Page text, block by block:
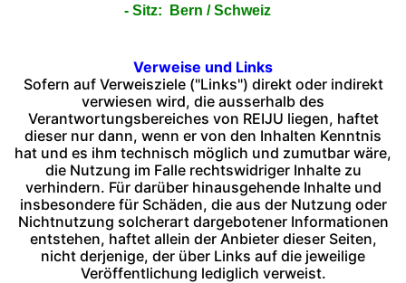
- Sitz: Bern / Schweiz
Verweise und Links
Sofern auf Verweisziele ("Links") direkt oder indirekt
verwiesen wird, die ausserhalb des
Verantwortungsbereiches von REIJU liegen, haftet
dieser nur dann, wenn er von den Inhalten Kenntnis
hat und es ihm technisch möglich und zumutbar wäre,
die Nutzung im Falle rechtswidriger Inhalte zu
verhindern. Für darüber hinausgehende Inhalte und
insbesondere für Schäden, die aus der Nutzung oder
Nichtnutzung solcherart dargebotener Informationen
entstehen, haftet allein der Anbieter dieser Seiten,
nicht derjenige, der über Links auf die jeweilige
Veröffentlichung lediglich verweist.